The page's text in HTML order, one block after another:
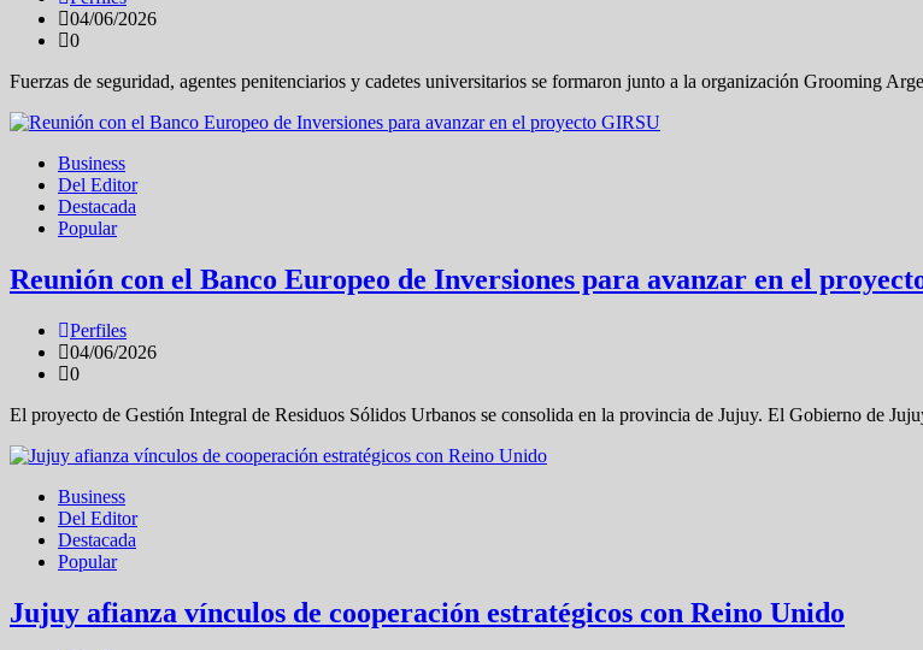
04/06/2026
0
Fuerzas de seguridad, agentes penitenciarios y cadetes universitarios se formaron junto a la organización Grooming
Business
Del Editor
Destacada
Popular
Reunión con el Banco Europeo de Inversiones para avanzar en el
Perfiles
04/06/2026
0
El proyecto de Gestión Integral de Residuos Sólidos Urbanos se consolida en la provincia de Jujuy. El Gobierno de
Business
Del Editor
Destacada
Popular
Jujuy afianza vínculos de cooperación estratégicos con Reino Unido